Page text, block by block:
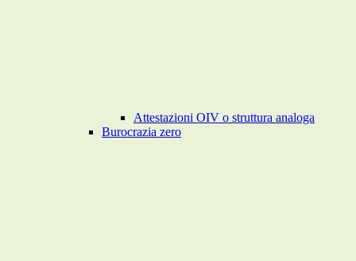
Attestazioni OIV o struttura analoga
Burocrazia zero